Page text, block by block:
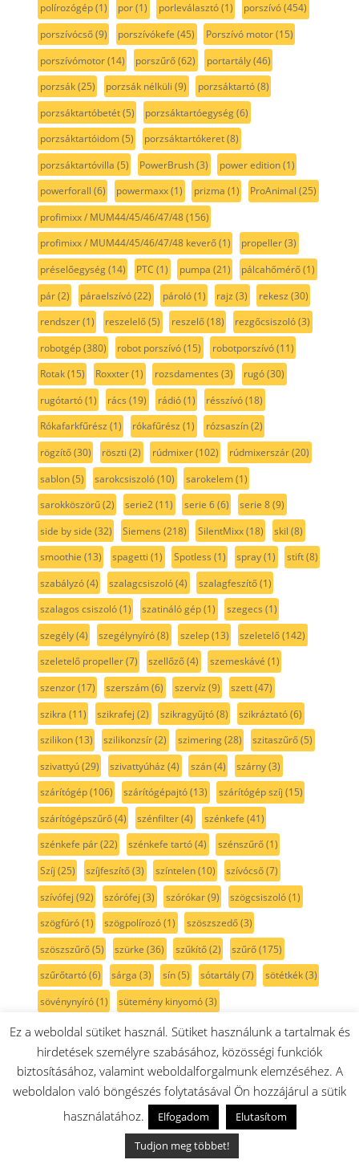
polírozógép(1) por(1) porleválasztó(1) porszívó(454)
porszívócső(9) porszívókefe (45) Porszívó motor(15)
porszívómotor(14) porszűrő(62) portartály(46)
porzsák(25) porzsák nélküli (9) porzsáktartó(8)
porzsáktartóbetét(5) porzsáktartóegység(6)
porzsáktartóidom(5) porzsáktartókeret(8)
porzsáktartóvilla (5) PowerBrush(3) power edition(1)
powerforall (6) powermaxx(1) prizma (1) ProAnimal (25)
profimixx / MUM44/45/46/47/48(156)
profimixx / MUM44/45/46/47/48 keverő(1) propeller(3)
préselőegység(14) PTC (1) pumpa (21) pálcahőmérő(1)
pár(2) páraelszívó(22) pároló(1) rajz (3) rekesz (30)
rendszer(1) reszelelő(5) reszelő(18) rezgőcsiszoló(3)
robotgép(380) robot porszívó(15) robotporszívó(11)
Rotak(15) Roxxter(1) rozsdamentes (3) rugó(30)
rugótartó(1) rács (19) rádió(1) résszívó(18)
Rókafarkfűrész (1) rókafűrész (1) rózsaszín(2)
rögzítő(30) röszti (2) rúdmixer(102) rúdmixerszár(20)
sablon(5) sarokcsiszoló(10) sarokelem(1)
sarokköszörű(2) serie2(11) serie 6(6) serie 8(9)
side by side (32) Siemens (218) SilentMixx(18) skil (8)
smoothie (13) spagetti (1) Spotless (1) spray(1) stift(8)
szabályzó(4) szalagcsiszoló(4) szalagfeszítő(1)
szalagos csiszoló(1) szatináló gép(1) szegecs (1)
szegély(4) szegélynyíró(8) szelep(13) szeletelő(142)
szeletelő propeller(7) szellőző(4) szemeskávé (1)
szenzor(17) szerszám(6) szervíz (9) szett(47)
szikra (11) szikrafej (2) szikragyűjtó(8) szikráztató(6)
szilikon(13) szilikonzsír(2) szimering(28) szitaszűrő(5)
szivattyú(29) szivattyúház (4) szán(4) szárny(3)
szárítógép(106) szárítógépajtó(13) szárítógép szíj (15)
szárítógépszűrő(4) szénfilter(4) szénkefe (41)
szénkefe pár(22) szénkefe tartó(4) szénszűrő(1)
Szíj (25) szíjfeszítő(3) színtelen(10) szívócső(7)
szívófej (92) szórófej (3) szórókar(9) szögcsiszoló(1)
szögfúró(1) szögpolírozó(1) szöszszedő(3)
szöszszűrő(5) szürke (36) szűkítő(2) szűrő(175)
szűrőtartó(6) sárga (3) sín(5) sótartály(7) sötétkék(3)
sövénynyíró(1) sütemény kinyomó(3)
sütési funkcióválasztó(31) sütő(315) sütőajtó(35)
sütőajtó gumi(5) sütőajtó külső üveg(17) sütőbelső(45)
sütő forgókapcsoló (22) sütőfunkciókapcsoló (20)
sütő izzó(18) sütőkapcsoló(18)
sütő lámpa(9) sütő programválasztó(17)
sütősín(12) Sütőtepsi(13)
Ez a weboldal sütiket használ. Sütiket használunk a tartalmak és
hirdetések személyre szabásához, közösségi funkciók
biztosításához, valamint weboldalforgalmunk elemzéséhez. A
weboldalon való böngészés folytatásával Ön hozzájárul a sütik
használatához.
Elfogadom
Elutasítom
Tudjon meg többet!